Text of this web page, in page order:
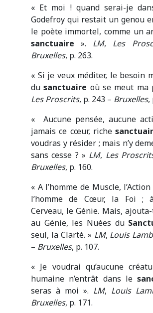
« Et moi ! quand serai-je
Godefroy qui restait un genou
le poète immortel, comme un
sanctuaire ». LM, Les
Bruxelles, p. 263.
« Si je veux méditer, le besoin
dusanctuaire où se meut ma
Les Proscrits, p. 243 – Bruxelles,
« Aucune pensée, aucune
jamais ce cœur, riche
voudras y résider ; mais n’y
sans cesse ? » LM, Les
Bruxelles, p. 160.
« A l’homme de Muscle,
l’homme de Cœur, la Foi ;
Cerveau, le Génie. Mais,
au Génie, les Nuées du
seul, la Clarté. » LM, Louis
– Bruxelles, p. 107.
« Je voudrai qu’aucune
humaine n’entrât dans le
seras à moi ». LM, Louis
Bruxelles, p. 171.